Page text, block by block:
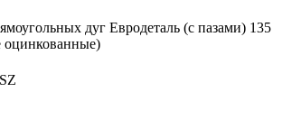
дуг Евродеталь (с пазами) 135
оцинкованные)